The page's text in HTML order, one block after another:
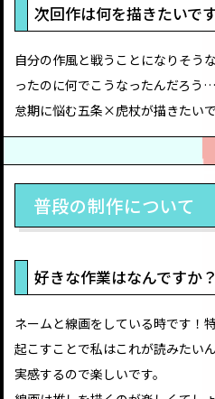
次回作は何を描きたいで
自分の作風と戦うことになりそう
ったのに何でこうなったんだろう
怠期に悩む五条×虎杖が描きたい
普段の制作について
好きな作業はなんですか？
ネームと線画をしている時です！
起こすことで私はこれが読みたい
実感するので楽しいです。